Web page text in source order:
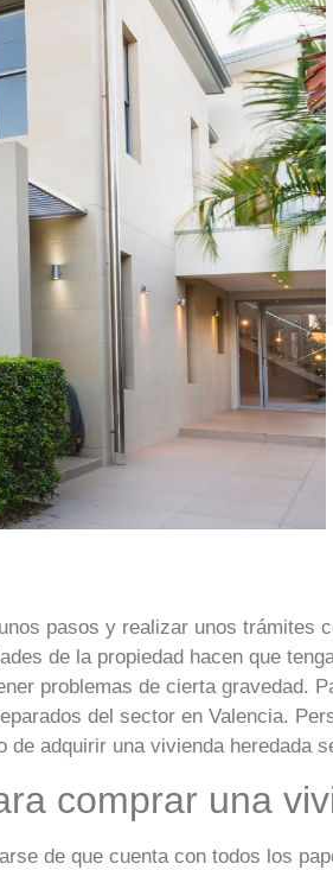
pasos y realizar unos trámites
de la propiedad hacen que
problemas de cierta gravedad.
del sector en Valencia.
adquirir una vivienda heredada
comprar una
de que cuenta con todos los